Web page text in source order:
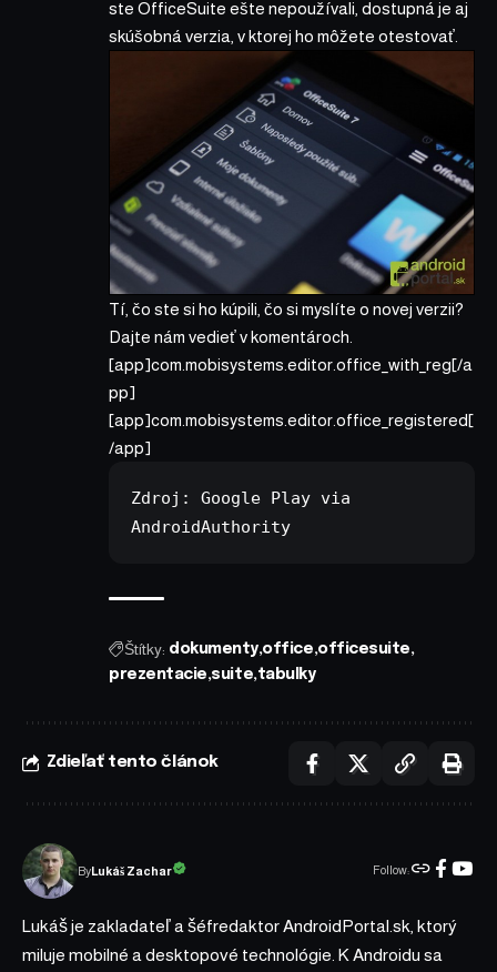
ste OfficeSuite ešte nepoužívali, dostupná je aj
skúšobná verzia, v ktorej ho môžete otestovať.
Tí, čo ste si ho kúpili, čo si myslíte o novej verzii?
Dajte nám vedieť v komentároch.
[app]com.mobisystems.editor.office_with_reg[/a
pp]
[app]com.mobisystems.editor.office_registered[
/app]
Zdroj: Google Play
AndroidAuthority
Štítky: dokumenty office officesuite
prezentacie suite tabulky
Zdieľať tento článok
ByLukáš Zachar Follow:
Lukáš je zakladateľ a šéfredaktor AndroidPortal.sk, ktorý
miluje mobilné a desktopové technológie. K Androidu sa